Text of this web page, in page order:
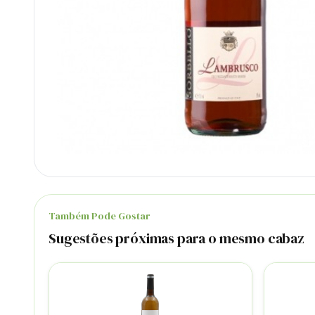
Também Pode Gostar
Sugestões próximas para o mesmo cabaz